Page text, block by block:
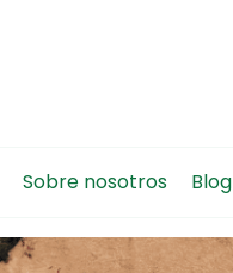
Sobre nosotros Blog